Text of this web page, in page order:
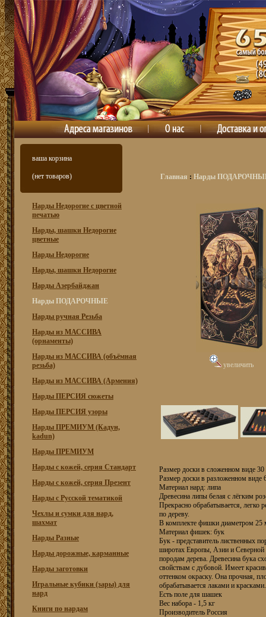
ваша корзина
(нет товаров)
Нарды Недорогие с цветной
печатью
Нарды, шашки Недорогие
цветные
Нарды Недорогие
Нарды, шашки Недорогие
Нарды Азербайджан
Нарды ПОДАРОЧНЫЕ
Нарды ручная Резьба
Нарды из МАССИВА
(орнаменты)
Нарды из МАССИВА (объёмная
резьба)
Нарды из МАССИВА (Армения)
Нарды ПЕРСИЯ сюжеты
Нарды ПЕРСИЯ узоры
Нарды ПРЕМИУМ (Кадун,
kadun)
Нарды ПРЕМИУМ
Нарды с кожей, серия Стандарт
Нарды с кожей, серия Презент
Нарды с Русской тематикой
Чехлы и сумки для нард,
шахмат
Нарды Разные
Нарды дорожные, карманные
Нарды заготовки
Игральные кубики (зары) для
нард
Книги по нардам
Главная : Нарды
увеличить
Размер доски в сложенном виде 30
Размер доски в разложенном виде
Материал нард: липа
Древесина липы белая с лёгким
Прекрасно обрабатывается, легко
по дереву.
В комплекте фишки диаметром 25
Материал фишек: бук
Бук - представитель лиственных
широтах Европы, Азии и
породам дерева. Древесина бука
свойствам с дубовой. Имеет
оттенком окраску. Она прочная,
обрабатывается лаками и красками.
Есть поле для шашек
Вес набора - 1,5 кг
Производитель Россия